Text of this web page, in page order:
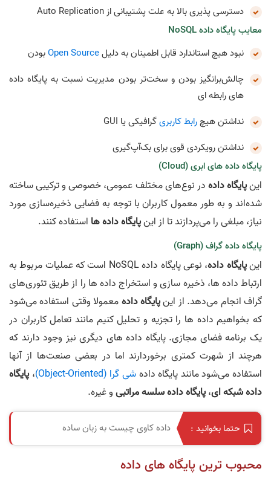
دسترسی پذیری بالا به علت پشتیبانی از Auto Replication
معایب پایگاه داده NoSQL
نبود هیچ استاندارد قابل اطمینان به دلیلOpen Sourceبودن
چالش‌برانگیز بودن و سخت‌تر بودن مدیریت نسبت به پایگاه داده
های رابطه ای
نداشتن هیچرابط کاربریگرافیکی یا GUI
نداشتن رویکردی قوی برای بک‌آپ‌گیری
پایگاه داده های ابری (Cloud)
اینپایگاه دادهدر نوع‌های مختلف عمومی، خصوصی و ترکیبی ساخته
شده‌اند و به طور معمول کاربران با توجه به فضایی ذخیره‌سازی مورد
نیاز، مبلغی را می‌پردازند تا از اینپایگاه داده ها استفاده کنند.
پایگاه داده گراف (Graph)
اینپایگاه داده
، نوعی پایگاه داده NoSQL است که عملیات مربوط به
ارتباط داده ها، ذخیره سازی و استخراج داده ها را از طریق تئوری‌های
گراف انجام می‌دهد. از اینپایگاه دادهمعمولا وقتی استفاده می‌شود
که بخواهیم داده ها را تجزیه و تحلیل کنیم مانند تعامل کاربران در
یک برنامه فضای مجازی. پایگاه داده های دیگری نیز وجود دارند که
هرچند از شهرت کمتری برخوردارند اما در بعضی صنعت‌ها از آنها
استفاده می‌شود مانند پایگاه دادهشی گرا (Object-Oriented) ، پایگاه
داده شبکه ای،پایگاه داده سلسه مراتبیو غیره.
حتما بخوانید : داده کاوی چیست به زبان ساده
محبوب ترین پایگاه های داده